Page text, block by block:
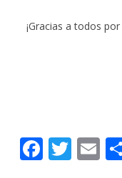
¡Gracias a todos
F T E